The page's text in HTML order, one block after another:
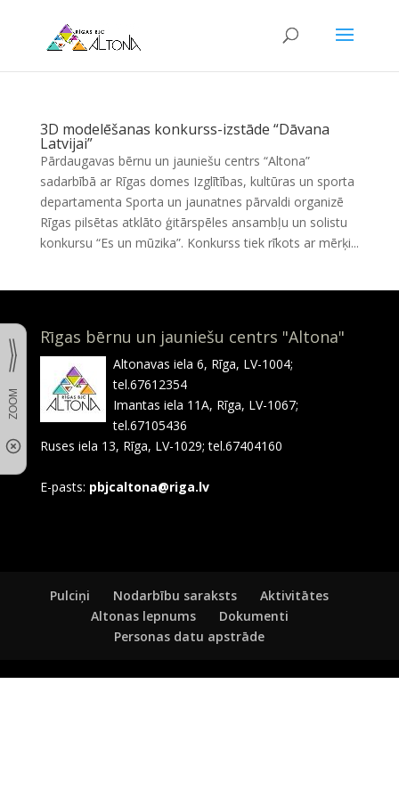
3D modelēšanas konkurss-izstāde “Dāvana
Latvijai”
Pārdaugavas bērnu un jauniešu centrs “Altona”
sadarbībā ar Rīgas domes Izglītības, kultūras un sporta
departamenta Sporta un jaunatnes pārvaldi organizē
Rīgas pilsētas atklāto ģitārspēles ansambļu un solistu
konkursu “Es un mūzika”. Konkurss tiek rīkots ar mērķi...
Rīgas bērnu un jauniešu centrs "Altona"
Altonavas iela 6, Rīga, LV-1004;
tel.67612354
Imantas iela 11A, Rīga, LV-1067;
tel.67105436
Ruses iela 13, Rīga, LV-1029; tel.67404160
E-pasts: pbjcaltona@riga.lv
Pulciņi Nodarbību saraksts
Aktivitātes
Altonas lepnums
Dokumenti
Personas datu apstrāde